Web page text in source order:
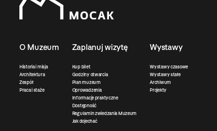
O Muzeum
Historia i misja
Architektura
Zespół
Praca i staże
Zaplanuj wizytę
Kup bilet
Godziny otwarcia
Plan muzeum
Oprowadzenia
Informacje praktyczne
Dostępność
Regulamin zwiedzania Muzeum
Jak dojechać
Wystawy
Wystawy czasowe
Wystawy stałe
Archiwum
Projekty